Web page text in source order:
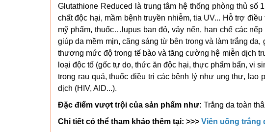
Glutathione Reduced là trung tâm hệ thống phòng thủ
chất độc hại, mầm bệnh truyền nhiễm, tia UV... Hỗ trợ
mỹ phẩm, thuốc…lupus ban đỏ, vảy nến, hạn chế các
giúp da mềm mịn, căng sáng từ bên trong và làm trắng
thương mức độ trong tế bào và tăng cường hệ miễn dịch
loại độc tố (gốc tự do, thức ăn độc hại, thực phẩm bẩn, vi
trong rau quả, thuốc điều trị các bệnh lý như ung thư,
dịch (HIV, AID...).
Đặc điểm vượt trội của sản phẩm như: Trắng da toàn
Chi tiết có thể tham khảo thêm tại: >>> Viên uống trắng